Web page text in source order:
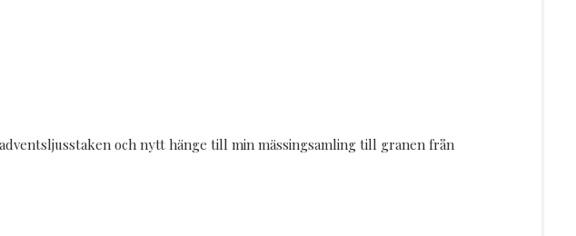
och nytt hänge till min mässingsamling till granen från